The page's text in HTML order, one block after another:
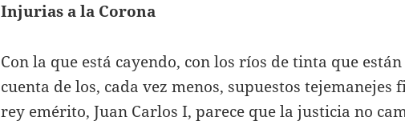
Injurias a la Corona
Con la que está cayendo, con los ríos de tinta que
cuenta de los, cada vez menos, supuestos tejemanejes
rey emérito, Juan Carlos I, parece que la justicia no